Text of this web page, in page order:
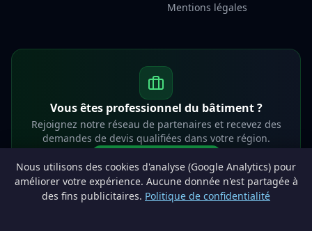
Nous utilisons des cookies d'analyse (Google Analytics) pour
améliorer votre expérience. Aucune donnée n'est partagée à
des fins publicitaires. Politique de confidentialité
Mentions légales
Vous êtes professionnel du bâtiment ?
Rejoignez notre réseau de partenaires et recevez des
demandes de devis qualifiées dans votre région.
info@lesprosdemaville.be